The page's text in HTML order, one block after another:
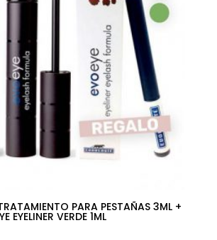
PARA PESTAÑAS 3ML +
EYELINER VERDE 1ML